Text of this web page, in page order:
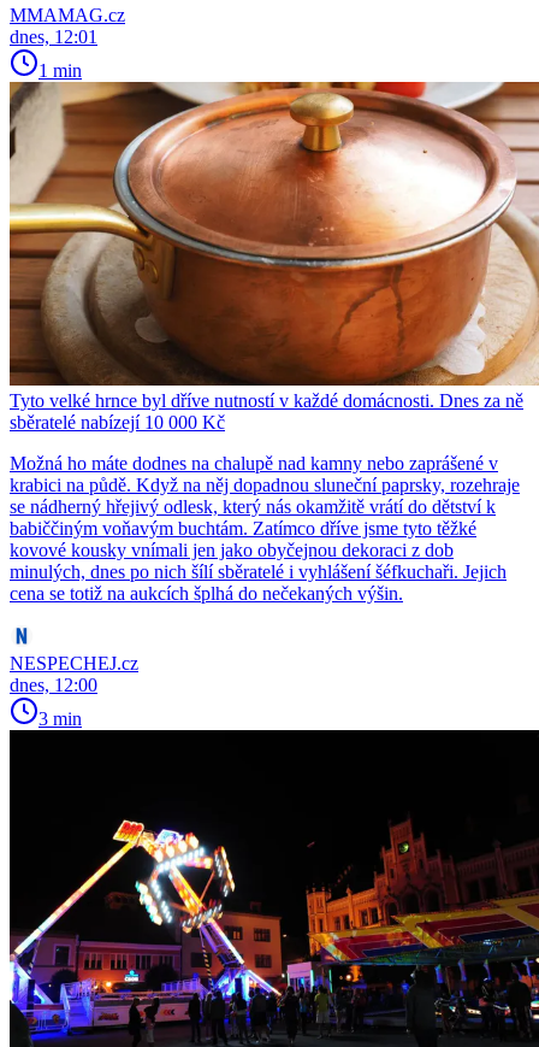
MMAMAG.cz
dnes, 12:01
1 min
Tyto velké hrnce byl dříve nutností v každé domácnosti. Dnes za ně
sběratelé nabízejí 10 000 Kč
Možná ho máte dodnes na chalupě nad kamny nebo zaprášené v
krabici na půdě. Když na něj dopadnou sluneční paprsky, rozehraje
se nádherný hřejivý odlesk, který nás okamžitě vrátí do dětství k
babiččiným voňavým buchtám. Zatímco dříve jsme tyto těžké
kovové kousky vnímali jen jako obyčejnou dekoraci z dob
minulých, dnes po nich šílí sběratelé i vyhlášení šéfkuchaři. Jejich
cena se totiž na aukcích šplhá do nečekaných výšin.
NESPECHEJ.cz
dnes, 12:00
3 min